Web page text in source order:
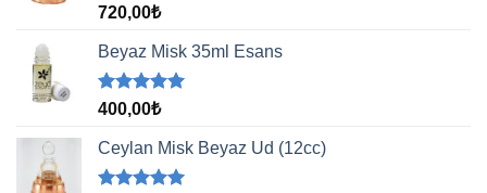
5 üzerinden
aldı
720,00₺
Beyaz Misk 35ml Esans
5 üzerinden
aldı
400,00₺
Ceylan Misk Beyaz Ud (12cc)